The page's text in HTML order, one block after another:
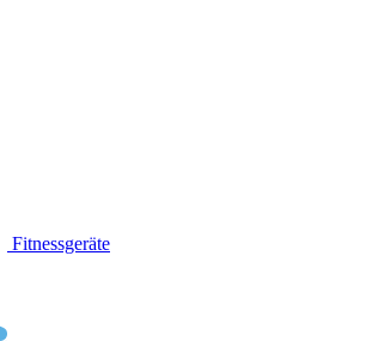
Fitnessgeräte